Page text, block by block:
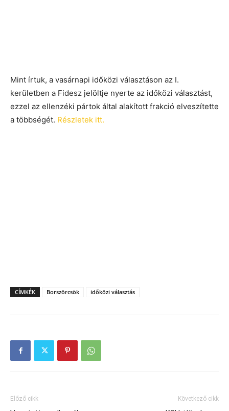
Mint írtuk, a vasárnapi időközi választáson az I.
kerületben a Fidesz jelöltje nyerte az időközi választást,
ezzel az ellenzéki pártok által alakított frakció elveszítette
a többségét. Részletek itt.
CÍMKÉK Borszörcsök időközi választás
Előző cikk Következő cikk